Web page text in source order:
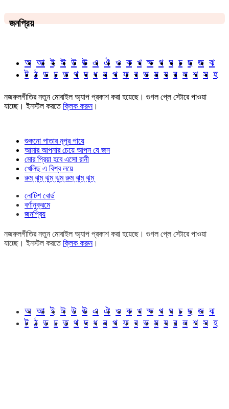
জনপ্রিয়
অ আ ই ঈ উ ঊ এ ঐ ও ক খ ক্ষ গ ঘ চ ছ জ ঝ
ট ঠ ড ঢ ত থ দ ধ ন প ফ ব ভ ম য র ল শ স হ
নজরুলগীতির নতুন মোবাইল অ্যাপ প্রকাশ করা হয়েছে। গুগল প্লে স্টোরে পাওয়া
যাচ্ছে। ইনস্টল করতেক্লিক করুন।
শুকনো পাতার নূপুর পায়ে
আমার আপনার চেয়ে আপন যে জন
মোর প্রিয়া হবে এসো রানী
খেলিছ এ বিশ্ব লয়ে
রুম্ ঝুম্ ঝুম্ ঝুম্ রুম্ ঝুম্ ঝুম্
নোটিশ বোর্ড
বর্ণানুক্রমে
জনপ্রিয়
নজরুলগীতির নতুন মোবাইল অ্যাপ প্রকাশ করা হয়েছে। গুগল প্লে স্টোরে পাওয়া
যাচ্ছে। ইনস্টল করতেক্লিক করুন।
অ আ ই ঈ উ ঊ এ ঐ ও ক খ ক্ষ গ ঘ চ ছ জ ঝ
ট ঠ ড ঢ ত থ দ ধ ন প ফ ব ভ ম য র ল শ স হ